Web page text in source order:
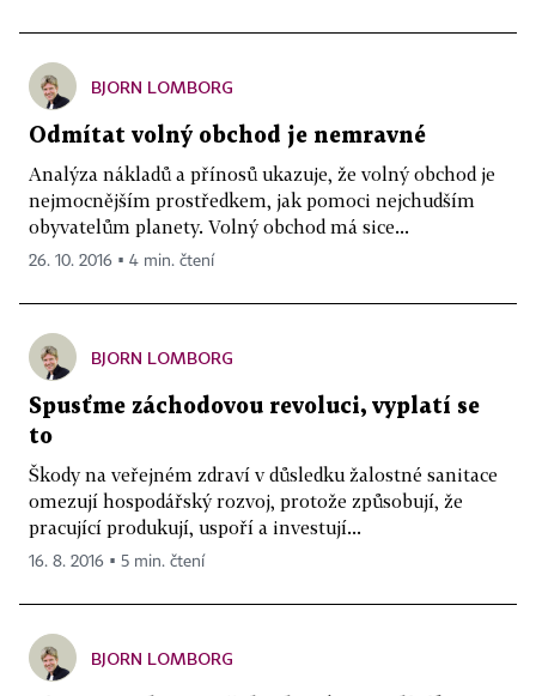
BJORN LOMBORG
Odmítat volný obchod je nemravné
Analýza nákladů a přínosů ukazuje, že volný obchod je
nejmocnějším prostředkem, jak pomoci nejchudším
obyvatelům planety. Volný obchod má sice...
26. 10. 2016 ▪ 4 min. čtení
BJORN LOMBORG
Spusťme záchodovou revoluci, vyplatí se
to
Škody na veřejném zdraví v důsledku žalostné sanitace
omezují hospodářský rozvoj, protože způsobují, že
pracující produkují, uspoří a investují...
16. 8. 2016 ▪ 5 min. čtení
BJORN LOMBORG